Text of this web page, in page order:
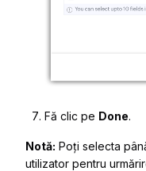
Fă clic pe Done.
Notă: Poți selecta
utilizator pentru